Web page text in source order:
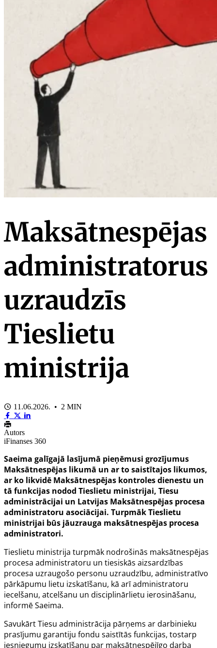
Maksātnespējas
administratorus
uzraudzīs
Tieslietu
ministrija
11.06.2026. • 2 MIN
Autors
iFinanses 360
Saeima galīgajā lasījumā pieņēmusi grozījumus
Maksātnespējas likumā un ar to saistītajos likumos,
ar ko likvidē Maksātnespējas kontroles dienestu un
tā funkcijas nodod Tieslietu ministrijai, Tiesu
administrācijai un Latvijas Maksātnespējas procesa
administratoru asociācijai. Turpmāk Tieslietu
ministrijai būs jāuzrauga maksātnespējas procesa
administratori.
Tieslietu ministrija turpmāk nodrošinās maksātnespējas
procesa administratoru un tiesiskās aizsardzības
procesa uzraugošo personu uzraudzību, administratīvo
pārkāpumu lietu izskatīšanu, kā arī administratoru
iecelšanu, atcelšanu un disciplinārlietu ierosināšanu,
informē Saeima.
Savukārt Tiesu administrācija pārņems ar darbinieku
prasījumu garantiju fondu saistītās funkcijas, tostarp
iesniegumu izskatīšanu par maksātnespējīgo darba